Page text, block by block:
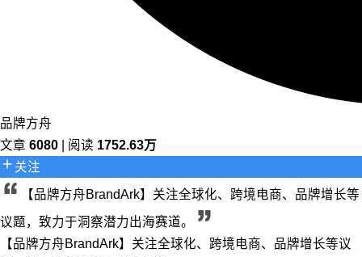
品牌方舟
文章 6080 | 阅读 1752.63万
关注
【品牌方舟BrandArk】关注全球化、跨境电商、品牌增长等
议题，致力于洞察潜力出海赛道。
【品牌方舟BrandArk】关注全球化、跨境电商、品牌增长等议